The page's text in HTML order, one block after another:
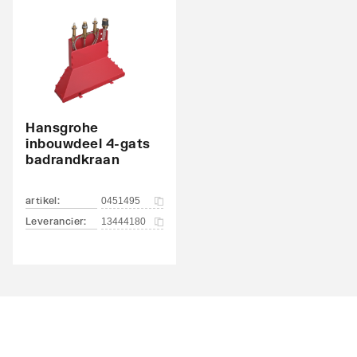
Met omstelinrichting
Oppervlaktebehandeling
Geluidsklasse volgens DIN-52 218
KIWA-keur
Hansgrohe
inbouwdeel 4-gats
badrandkraan
artikel: 0451495
Leverancier: 13444180